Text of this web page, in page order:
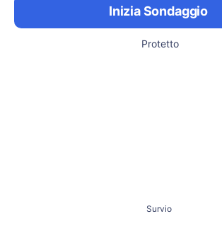
Inizia Sondaggio
Protetto
Survio